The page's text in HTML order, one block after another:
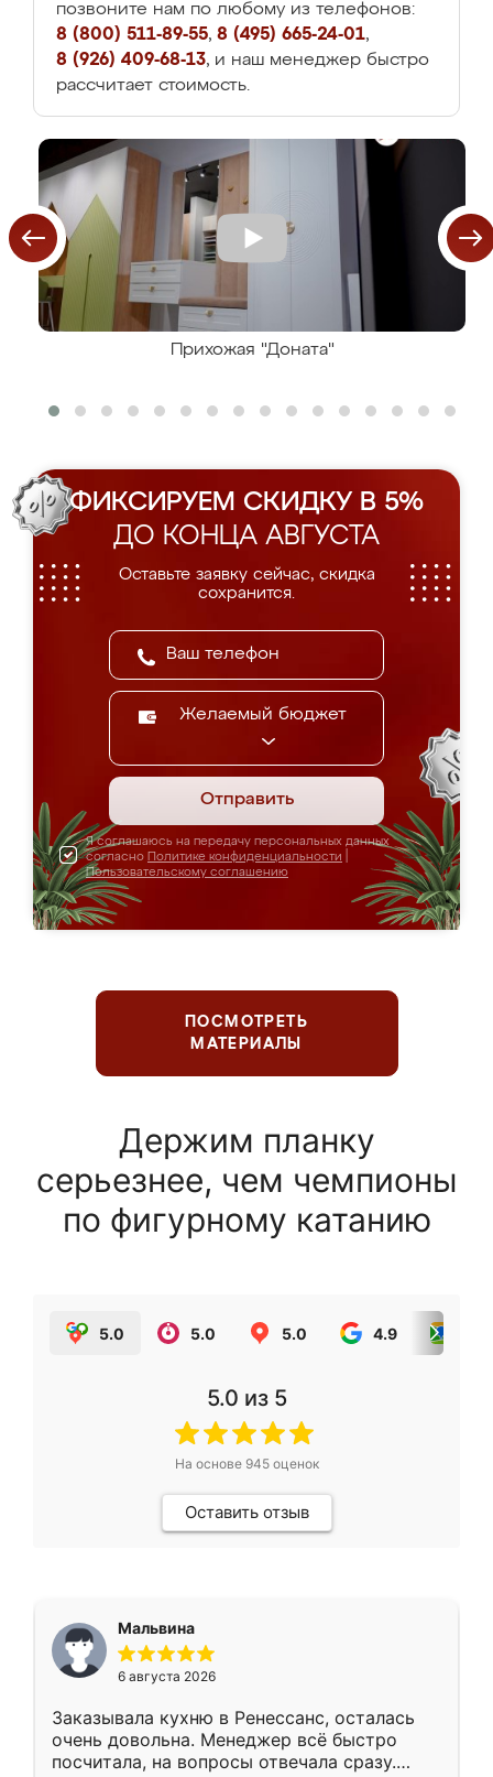
позвоните нам по любому из телефонов:
8 (800) 511-89-55, 8 (495) 665-24-01,
8 (926) 409-68-13, и наш менеджер быстро
рассчитает стоимость.
Прихожая "Доната"
ФИКСИРУЕМ СКИДКУ В 5%
ДО КОНЦА АВГУСТА
Оставьте заявку сейчас, скидка
сохранится.
Желаемый бюджет
Отправить
Я соглашаюсь на передачу персональных данных
согласно Политике конфиденциальности
Пользовательскому соглашению
ПОСМОТРЕТЬ
МАТЕРИАЛЫ
Держим планку
серьезнее, чем чемпионы
по фигурному катанию
5.0 5.0 5.0 4.9
5.0 из 5
На основе 945оценок
Оставить отзыв
Мальвина
6 августа 2026
Заказывала кухню в Ренессанс, осталась
очень довольна. Менеджер всё быстро
посчитала, на вопросы отвечала сразу.